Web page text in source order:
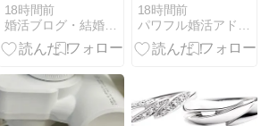
りメッセージ
18時間前
婚活ブログ・結婚なんて簡単じゃね？
い！そんな願
いを叶えた婚
活ストーリー
18時間前
パワフル婚活アドバイザーと二人三脚！元気が出る婚活応援ブログ